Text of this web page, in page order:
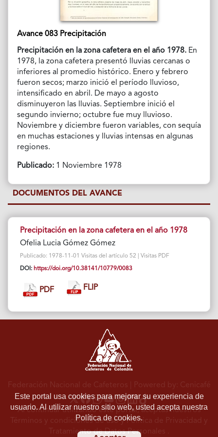
Avance 083 Precipitación
Precipitación en la zona cafetera en el año 1978. En
1978, la zona cafetera presentó lluvias cercanas o
inferiores al promedio histórico. Enero y febrero
fueron secos; marzo inició el período lluvioso,
intensificado en abril. De mayo a agosto
disminuyeron las lluvias. Septiembre inició el
segundo invierno; octubre fue muy lluvioso.
Noviembre y diciembre fueron variables, con sequía
en muchas estaciones y lluvias intensas en algunas
regiones.
Publicado:1 Noviembre 1978
DOCUMENTOS DEL AVANCE
Precipitación en la zona cafetera en el año 1978
Ofelia Lucia Gómez Gómez
Publicado: 1978-11-01 Visitas del artículo 52 | Visitas PDF
DOI: https://doi.org/10.38141/10779/0083
PDF FLIP
Este portal usa cookies para mejorar su experiencia de
usuario. Al utilizar nuestro sitio web, usted acepta nuestra
Política de cookies.
Federación Nacional de Cafeteros | Powered by: Cenicafé
Al continuar utilizando este portal, aceptas nuestros
Términos y condiciones de usoyPolítica de Privacidad y
Tratamiento de Datos Personales